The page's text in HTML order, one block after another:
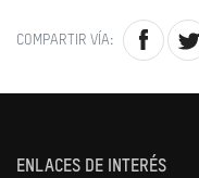
COMPARTIR VÍA:
ENLACES DE INTERÉS